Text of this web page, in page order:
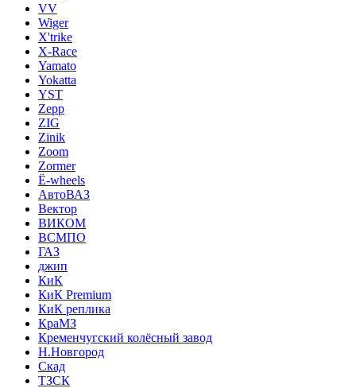
VV
Wiger
X'trike
X-Race
Yamato
Yokatta
YST
Zepp
ZIG
Zinik
Zoom
Zormer
Ё-wheels
АвтоВАЗ
Вектор
ВИКОМ
ВСМПО
ГАЗ
джип
КиК
КиК Premium
КиК реплика
КраМЗ
Кременчугский колёсный завод
Н.Новгород
Скад
ТЗСК